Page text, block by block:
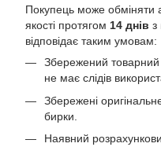
Покупець може обміняти
якості протягом 14 днів з
відповідає таким умовам:
Збережений товарний
не має слідів
Збережені
бирки.
Наявний